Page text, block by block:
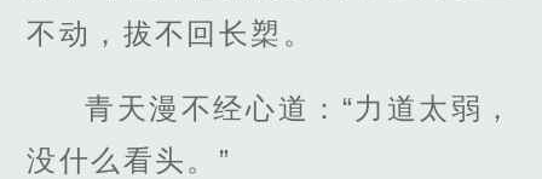
不动，拔不回长槊。
青天漫不经心道：“力道太弱，
没什么看头。”